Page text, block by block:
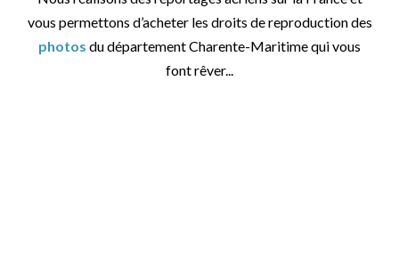
vous permettons d’acheter les droits de reproduction des
photos du département Charente-Maritime qui vous
font rêver...